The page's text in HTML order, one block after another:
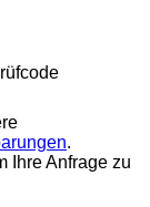
.
Ihre Anfrage zu